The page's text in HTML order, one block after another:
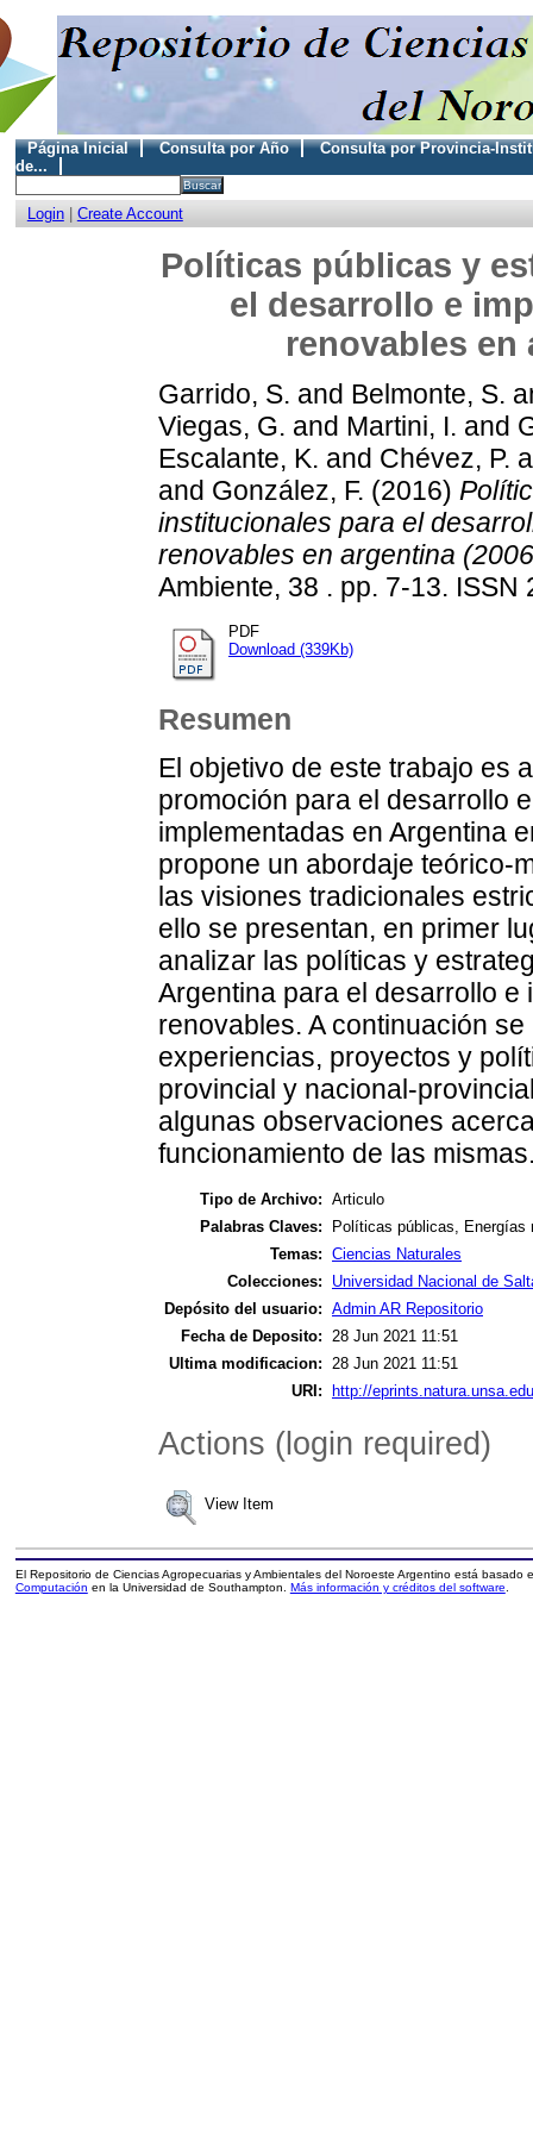
Página Inicial Consulta por Año
Consulta por Provincia-
de...
Login| Create Account
Políticas públicas y
el desarrollo e
renovables en
Garrido, S. and Belmonte, S.
Viegas, G. and Martini, I. and
Escalante, K. and Chévez, P.
and González, F. (2016)
institucionales para el
renovables en argentina
Ambiente, 38 . pp. 7-13. ISSN
PDF
Download (339Kb)
Resumen
El objetivo de este trabajo es
promoción para el desarrollo
implementadas en Argentina
propone un abordaje teórico-
las visiones tradicionales
ello se presentan, en primer
analizar las políticas y
Argentina para el desarrollo
renovables. A continuación
experiencias, proyectos y
provincial y nacional-
algunas observaciones
funcionamiento de las
Tipo de Archivo: Articulo
Palabras Claves:
Políticas públicas, Energías
Temas: Ciencias Naturales
Colecciones:
Universidad Nacional de
Depósito del usuario: Admin AR Repositorio
Fecha de Deposito: 28 Jun 2021 11:51
Ultima modificacion: 28 Jun 2021 11:51
URI:
http://
Actions (login required)
View Item
El Repositorio de Ciencias Agropecuarias y Ambientales del Noroeste Argentino está basado
Computación en la Universidad de Southampton. Más información y créditos del software